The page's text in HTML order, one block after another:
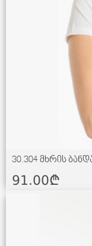
30.304 მხრის
91.00¢